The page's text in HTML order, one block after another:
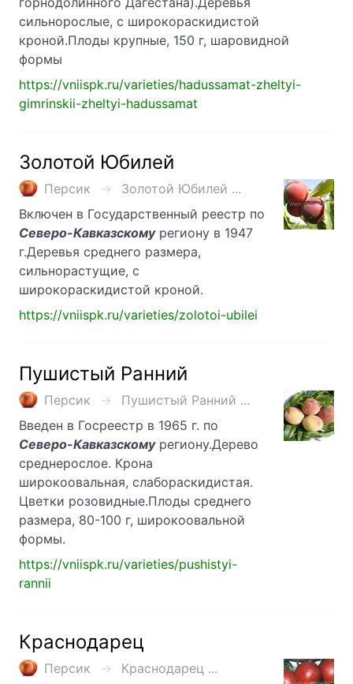
сильнорослые, с широкораскидистой
кроной.Плоды крупные, 150 г, шаровидной
формы
https://vniispk.ru/varieties/hadussamat-zheltyi-
gimrinskii-zheltyi-hadussamat
Золотой Юбилей
Персик
Золотой Юбилей ...
Включен в Государственный реестр по
Северо-Кавказскомурегиону в 1947
г.Деревья среднего размера,
сильнорастущие, с
широкораскидистой кроной.
https://vniispk.ru/varieties/zolotoi-ubilei
Пушистый Ранний
Персик
Пушистый Ранний ...
Введен в Госреестр в 1965 г. по
Северо-Кавказскомурегиону.Дерево
среднерослое. Крона
широкоовальная, слабораскидистая.
Цветки розовидные.Плоды среднего
размера, 80-100 г, широкоовальной
формы.
https://vniispk.ru/varieties/pushistyi-
rannii
Краснодарец
Персик Краснодарец ...